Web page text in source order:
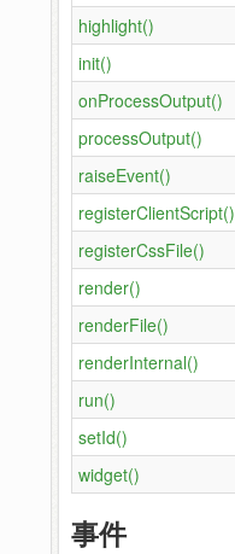
highlight()
init()
onProcessOutput()
processOutput()
raiseEvent()
registerClientScript()
registerCssFile()
render()
renderFile()
renderInternal()
run()
setId()
widget()
事件